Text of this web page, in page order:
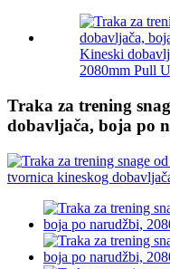
Kineski
2080mm Pull
Traka za trening
dobavljača, boja po